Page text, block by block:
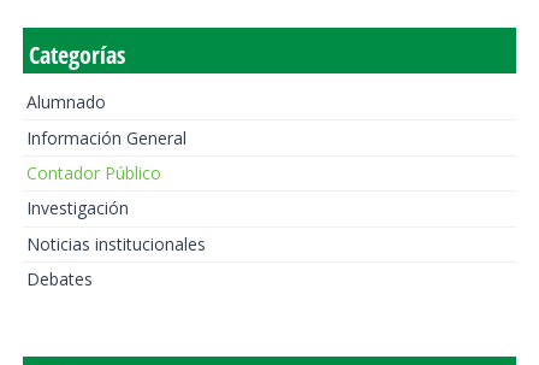
Categorías
Alumnado
Información General
Contador Público
Investigación
Noticias institucionales
Debates